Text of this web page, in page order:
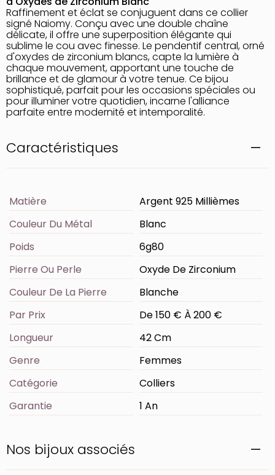
Raffinement et éclat se conjuguent dans ce collier
signé Naiomy. Conçu avec une double chaîne
délicate, il offre une superposition élégante qui
sublime le cou avec finesse. Le pendentif central, orné
d'oxydes de zirconium blancs, capte la lumière à
chaque mouvement, apportant une touche de
brillance et de glamour à votre tenue. Ce bijou
sophistiqué, parfait pour les occasions spéciales ou
pour illuminer votre quotidien, incarne l'alliance
parfaite entre modernité et intemporalité.
Caractéristiques
Matière
Argent 925 Millièmes
Couleur Du Métal
Blanc
Poids
6g80
Pierre Ou Perle
Oxyde De Zirconium
Couleur De La Pierre
Blanche
Par Prix
De 150 € À 200 €
Longueur
42 Cm
Genre
Femmes
Catégorie
Colliers
Garantie
1 An
Nos bijoux associés